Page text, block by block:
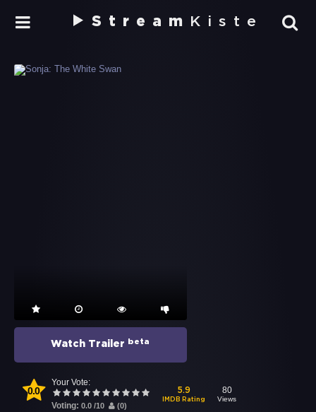
Stream Kiste
Watch Trailer beta
0.0
Your Vote:
Voting: 0.0 /10 (0)
5.9
IMDB Rating
80
Views